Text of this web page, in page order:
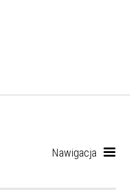
Nawigacja